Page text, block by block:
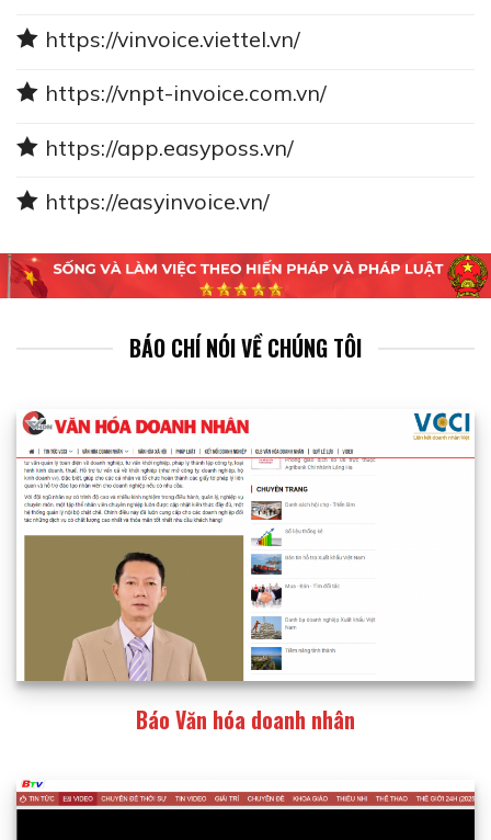
https://vinvoice.viettel.vn/
https://vnpt-invoice.com.vn/
https://app.easyposs.vn/
https://easyinvoice.vn/
BÁO CHÍ NÓI VỀ CHÚNG TÔI
Báo Văn hóa doanh nhân